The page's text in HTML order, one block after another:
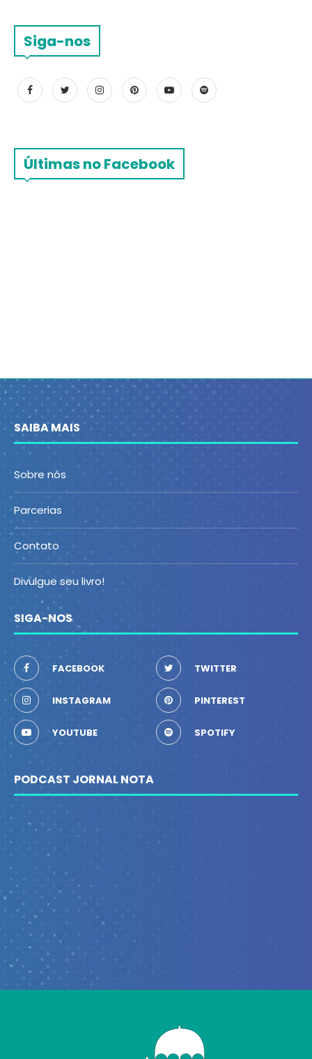
Siga-nos
Últimas no Facebook
SAIBA MAIS
Sobre nós
Parcerias
Contato
Divulgue seu livro!
SIGA-NOS
FACEBOOK TWITTER
INSTAGRAM PINTEREST
YOUTUBE SPOTIFY
PODCAST JORNAL NOTA